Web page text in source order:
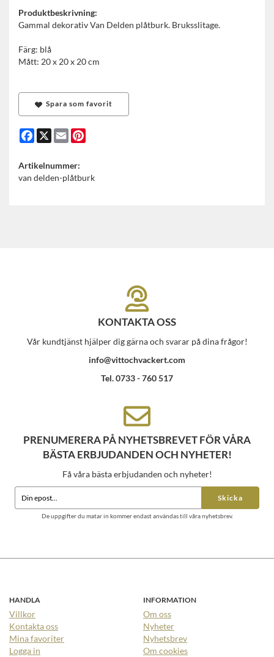
Produktbeskrivning:
Gammal dekorativ Van Delden plåtburk. Bruksslitage.
Färg: blå
Mått: 20 x 20 x 20 cm
Spara som favorit
Facebook
X Email
Artikelnummer:
van delden-plåtburk
KONTAKTA OSS
Vår kundtjänst hjälper dig gärna och svarar på dina frågor!
info@vittochvackert.com
Tel. 0733 - 760 517
PRENUMERERA PÅ NYHETSBREVET FÖR VÅRA
BÄSTA ERBJUDANDEN OCH NYHETER!
Få våra bästa erbjudanden och nyheter!
Skicka
De uppgifter du matar in kommer endast användas till våra nyhetsbrev.
HANDLA
Villkor
Kontakta oss
Mina favoriter
Logga in
INFORMATION
Om oss
Nyheter
Nyhetsbrev
Om cookies